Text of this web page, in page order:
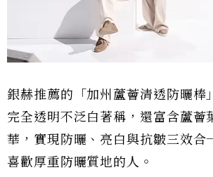
銀赫推薦的「加州蘆薈清透防曬棒
完全透明不泛白著稱，還富含蘆薈
華，實現防曬、亮白與抗皺三效合
喜歡厚重防曬質地的人。